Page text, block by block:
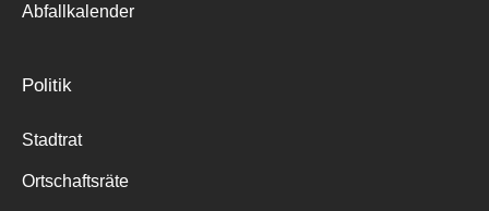
Abfallkalender
Politik
Stadtrat
Ortschaftsräte